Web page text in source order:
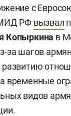
с
МИД РФ вызвал
Копыркина в
за шагов
развитию
временные
видов